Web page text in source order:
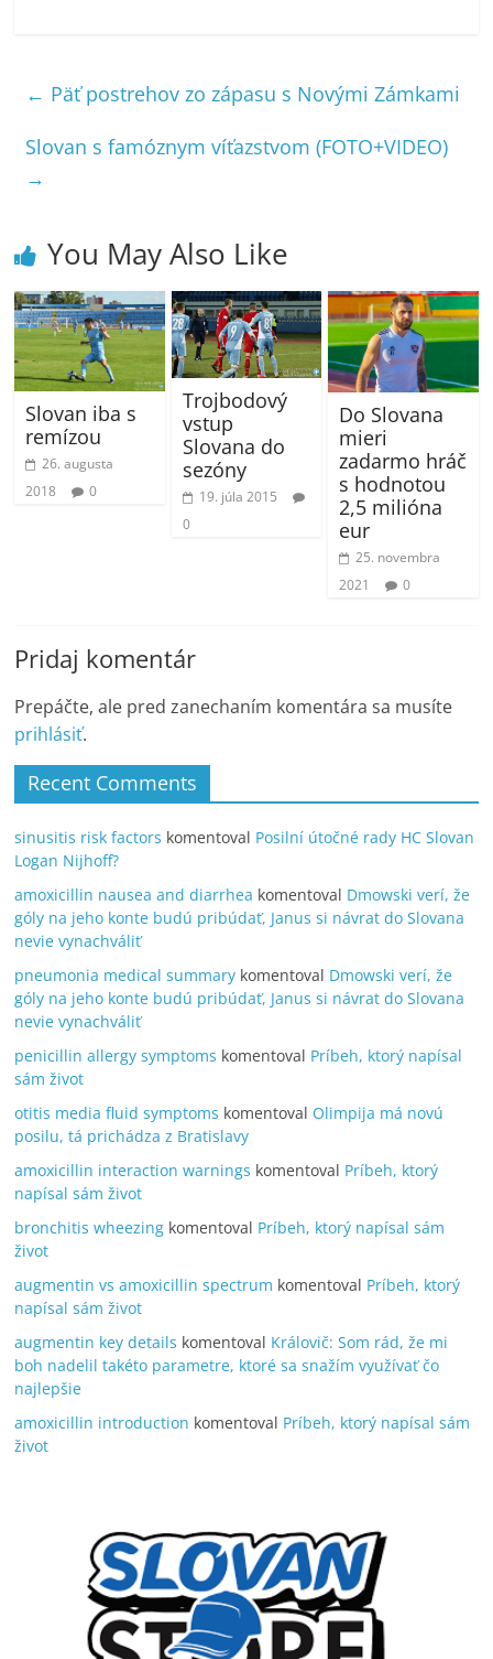
← Päť postrehov zo zápasu s Novými Zámkami
Slovan s famóznym víťazstvom (FOTO+VIDEO)
→
You May Also Like
Slovan iba s
remízou
26. augusta
2018
0
Trojbodový
vstup
Slovana do
sezóny
19. júla 2015
0
Do Slovana
mieri
zadarmo hráč
s hodnotou
2,5 milióna
eur
25. novembra
2021
0
Pridaj komentár
Prepáčte, ale pred zanechaním komentára sa musíte
prihlásiť.
Recent Comments
sinusitis risk factors komentoval Posilní útočné rady HC Slovan
Logan Nijhoff?
amoxicillin nausea and diarrhea komentoval Dmowski verí, že
góly na jeho konte budú pribúdať, Janus si návrat do Slovana
nevie vynachváliť
pneumonia medical summary komentoval Dmowski verí, že
góly na jeho konte budú pribúdať, Janus si návrat do Slovana
nevie vynachváliť
penicillin allergy symptoms komentoval Príbeh, ktorý napísal
sám život
otitis media fluid symptoms komentoval Olimpija má novú
posilu, tá prichádza z Bratislavy
amoxicillin interaction warnings komentoval Príbeh, ktorý
napísal sám život
bronchitis wheezing komentoval Príbeh, ktorý napísal sám
život
augmentin vs amoxicillin spectrum komentoval Príbeh, ktorý
napísal sám život
augmentin key details komentoval Královič: Som rád, že mi
boh nadelil takéto parametre, ktoré sa snažím využívať čo
najlepšie
amoxicillin introduction komentoval Príbeh, ktorý napísal sám
život